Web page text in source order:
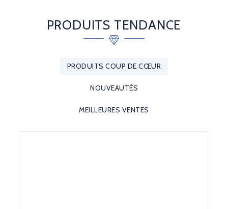
PRODUITS TENDANCE
PRODUITS COUP DE CŒUR
NOUVEAUTÉS
MEILLEURES VENTES